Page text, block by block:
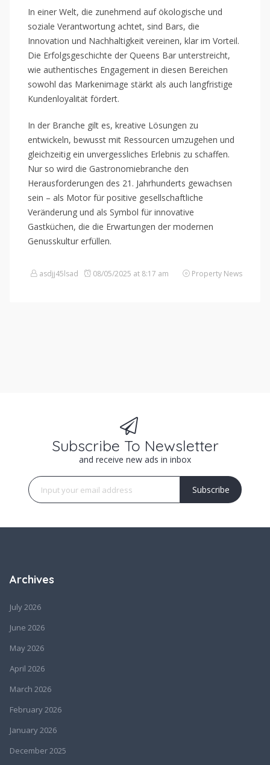
In einer Welt, die zunehmend auf ökologische und
soziale Verantwortung achtet, sind Bars, die
Innovation und Nachhaltigkeit vereinen, klar im Vorteil.
Die Erfolgsgeschichte der Queens Bar unterstreicht,
wie authentisches Engagement in diesen Bereichen
sowohl das Markenimage stärkt als auch langfristige
Kundenloyalität fördert.
In der Branche gilt es, kreative Lösungen zu
entwickeln, bewusst mit Ressourcen umzugehen und
gleichzeitig ein unvergessliches Erlebnis zu schaffen.
Nur so wird die Gastronomiebranche den
Herausforderungen des 21. Jahrhunderts gewachsen
sein – als Motor für positive gesellschaftliche
Veränderung und als Symbol für innovative
Gastküchen, die die Erwartungen der modernen
Genusskultur erfüllen.
asdjj45lsad 08/05/2025 at 8:17 am Property News
Subscribe To Newsletter
and receive new ads in inbox
Subscribe
Archives
July 2026
June 2026
May 2026
April 2026
March 2026
February 2026
January 2026
December 2025